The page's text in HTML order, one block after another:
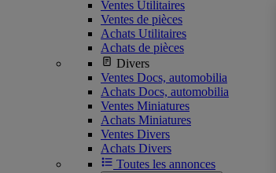
Ventes Utilitaires
Ventes de pièces
Achats Utilitaires
Achats de pièces
Divers
Ventes Docs, automobilia
Achats Docs, automobilia
Ventes Miniatures
Achats Miniatures
Ventes Divers
Achats Divers
Toutes les annonces